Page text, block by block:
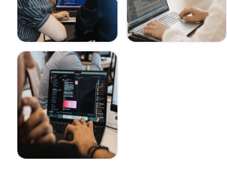
Demain au
boulot : Les
métiers boostés
p...